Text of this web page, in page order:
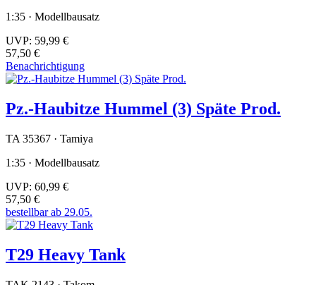
1:35 · Modellbausatz
UVP: 59,99 €
57,50 €
Benachrichtigung
Pz.-Haubitze Hummel (3) Späte Prod.
TA 35367 · Tamiya
1:35 · Modellbausatz
UVP: 60,99 €
57,50 €
bestellbar ab 29.05.
T29 Heavy Tank